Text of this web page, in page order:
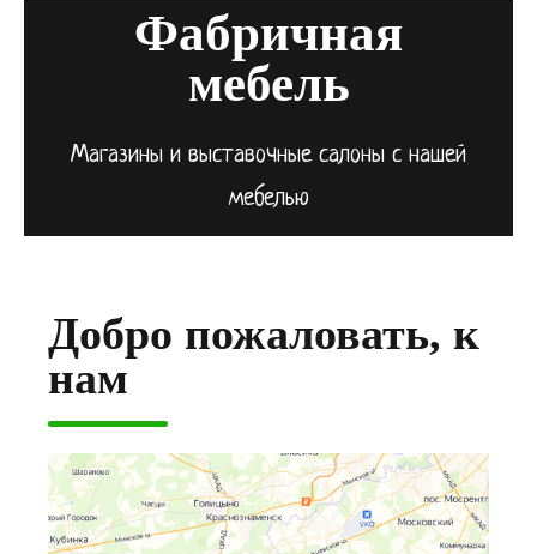
Фабричная
мебель
Магазины и выставочные салоны с нашей
мебелью
Добро пожаловать, к
нам